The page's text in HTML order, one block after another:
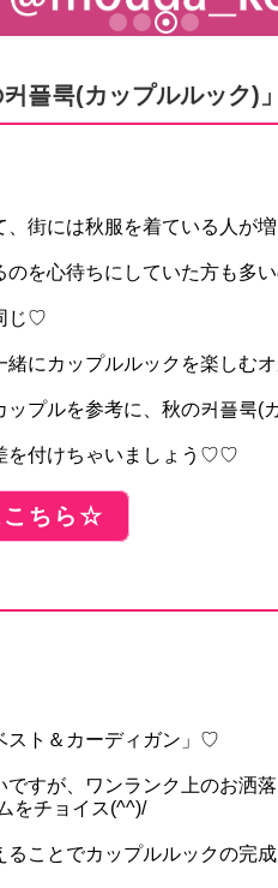
플룩(カップルルック)
、街には秋服を着ている人が
を心待ちにしていた方も多
じ♡
にカップルルックを楽しむ
プルを参考に、秋の커플룩(
を付けちゃいましょう♡♡
こちら☆
スト＆カーディガン」♡
すが、ワンランク上のお洒落
をチョイス(^^)/
ことでカップルルックの完